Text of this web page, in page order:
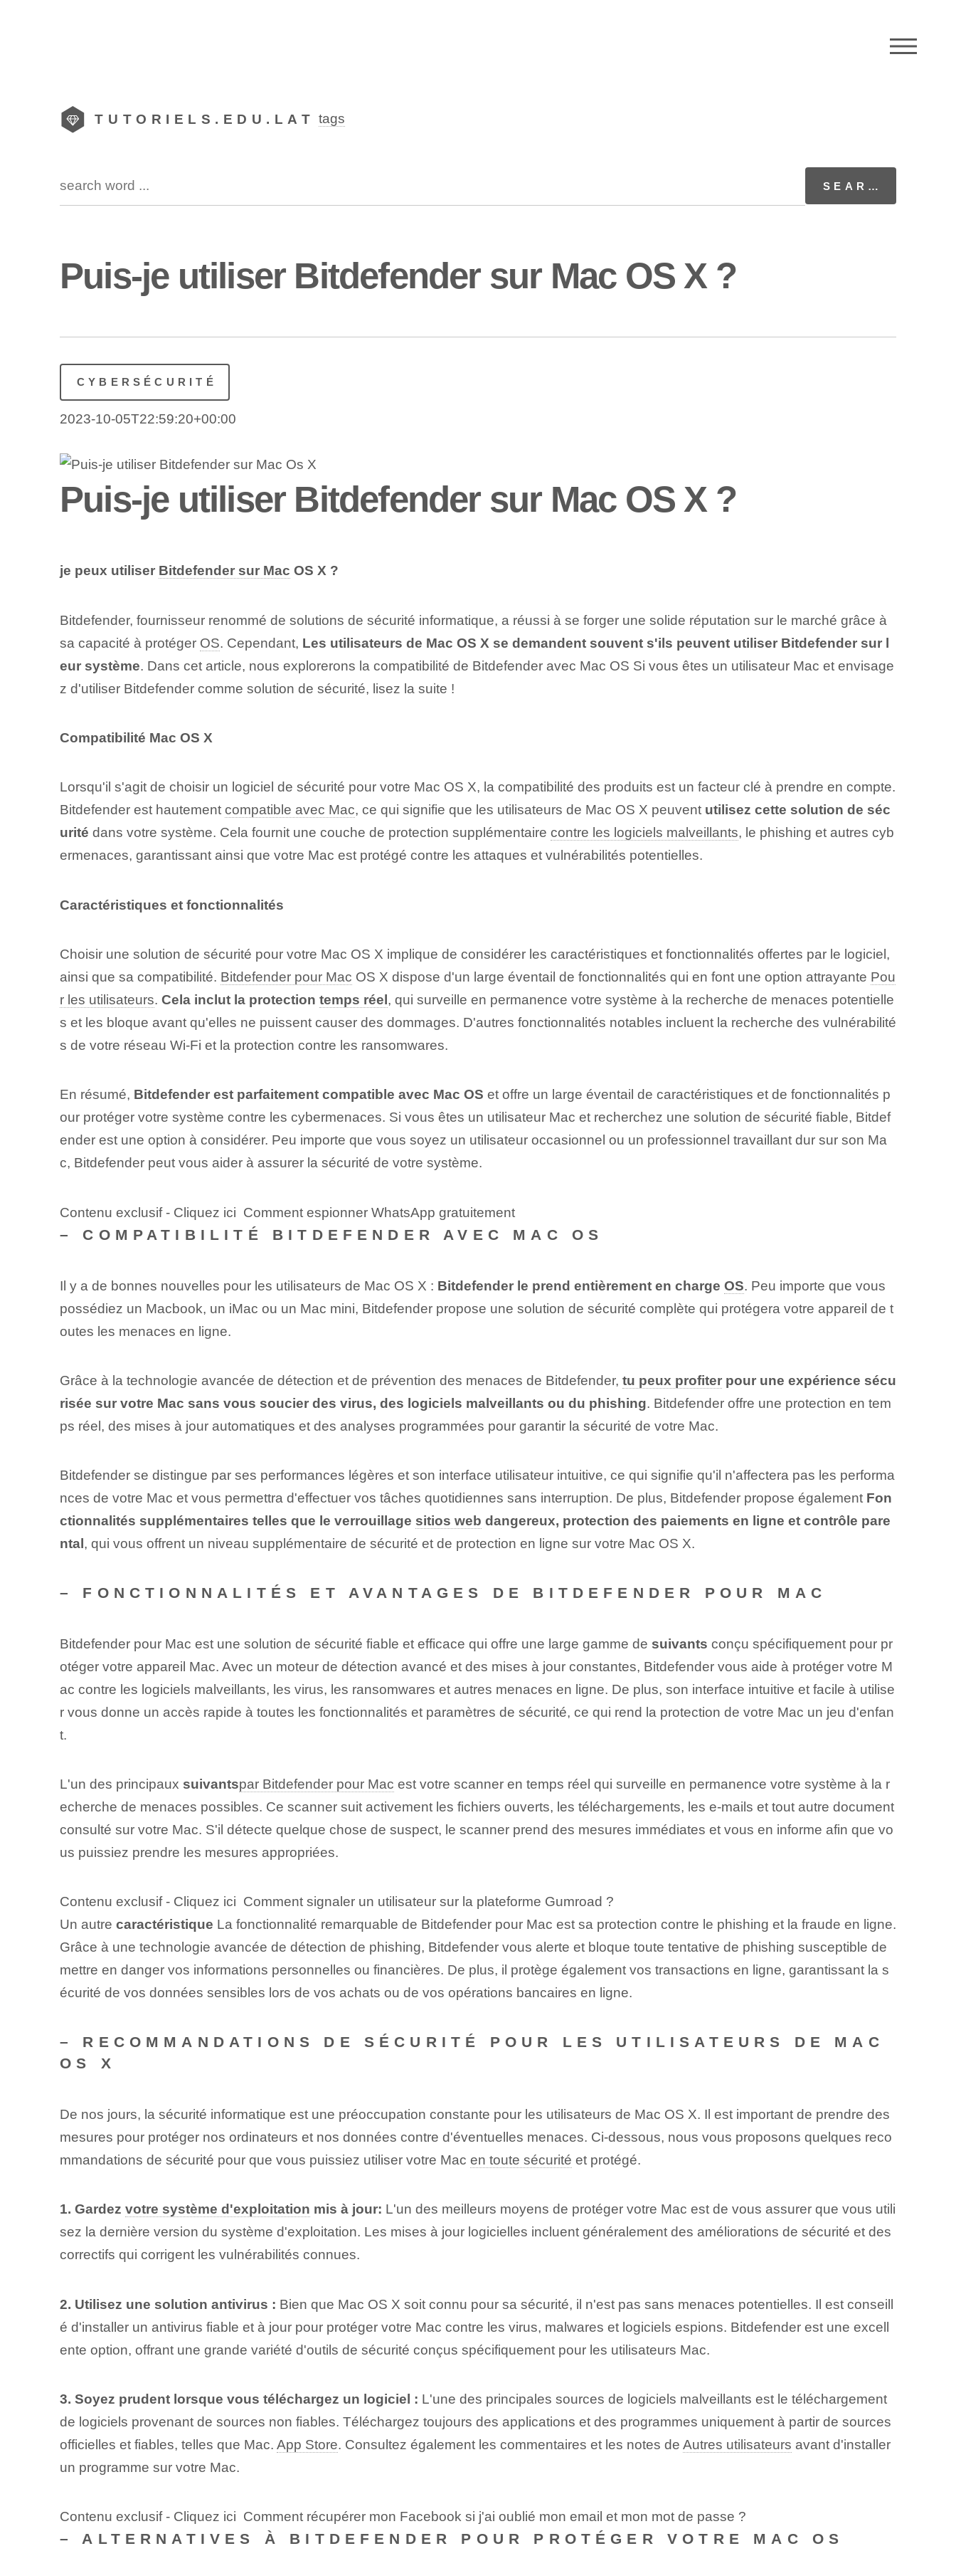
TUTORIELS.EDU.LAT tags
Puis-je utiliser Bitdefender sur Mac OS X ?
CYBERSÉCURITÉ
2023-10-05T22:59:20+00:00
Puis-je utiliser Bitdefender sur Mac OS X ?
je peux utiliser Bitdefender sur Mac OS X ?
Bitdefender, fournisseur renommé de solutions de sécurité informatique, a réussi à se forger une solide réputation sur le marché grâce à
sa capacité à protéger OS. Cependant, Les utilisateurs de Mac OS X se demandent souvent s'ils peuvent utiliser Bitdefender sur l
eur système. Dans cet article, nous explorerons la compatibilité de Bitdefender avec Mac OS Si vous êtes un utilisateur Mac et envisage
z d'utiliser Bitdefender comme solution de sécurité, lisez la suite !
Compatibilité Mac OS X
Lorsqu'il s'agit de choisir un logiciel de sécurité pour votre Mac OS X, la compatibilité des produits est un facteur clé à prendre en compte.
Bitdefender est hautement compatible avec Mac, ce qui signifie que les utilisateurs de Mac OS X peuvent utilisez cette solution de séc
urité dans votre système. Cela fournit une couche de protection supplémentaire contre les logiciels malveillants, le phishing et autres cyb
ermenaces, garantissant ainsi que votre Mac est protégé contre les attaques et vulnérabilités potentielles.
Caractéristiques et fonctionnalités
Choisir une solution de sécurité pour votre Mac OS X implique de considérer les caractéristiques et fonctionnalités offertes par le logiciel,
ainsi que sa compatibilité. Bitdefender pour Mac OS X dispose d'un large éventail de fonctionnalités qui en font une option attrayante Pou
r les utilisateurs. Cela inclut la protection temps réel , qui surveille en permanence votre système à la recherche de menaces potentielle
s et les bloque avant qu'elles ne puissent causer des dommages. D'autres fonctionnalités notables incluent la recherche des vulnérabilité
s de votre réseau Wi-Fi et la protection contre les ransomwares.
En résumé, Bitdefender est parfaitement compatible avec Mac OS et offre un large éventail de caractéristiques et de fonctionnalités p
our protéger votre système contre les cybermenaces. Si vous êtes un utilisateur Mac et recherchez une solution de sécurité fiable, Bitdef
ender est une option à considérer. Peu importe que vous soyez un utilisateur occasionnel ou un professionnel travaillant dur sur son Ma
c, Bitdefender peut vous aider à assurer la sécurité de votre système.
Contenu exclusif - Cliquez ici Comment espionner WhatsApp gratuitement
– COMPATIBILITÉ BITDEFENDER AVEC MAC OS
Il y a de bonnes nouvelles pour les utilisateurs de Mac OS X : Bitdefender le prend entièrement en charge OS. Peu importe que vous
possédiez un Macbook, un iMac ou un Mac mini, Bitdefender propose une solution de sécurité complète qui protégera votre appareil de t
outes les menaces en ligne.
Grâce à la technologie avancée de détection et de prévention des menaces de Bitdefender, tu peux profiterpour une expérience sécu
risée sur votre Mac sans vous soucier des virus, des logiciels malveillants ou du phishing. Bitdefender offre une protection en tem
ps réel, des mises à jour automatiques et des analyses programmées pour garantir la sécurité de votre Mac.
Bitdefender se distingue par ses performances légères et son interface utilisateur intuitive, ce qui signifie qu'il n'affectera pas les performa
nces de votre Mac et vous permettra d'effectuer vos tâches quotidiennes sans interruption. De plus, Bitdefender propose également Fon
ctionnalités supplémentaires telles que le verrouillage sitios web dangereux, protection des paiements en ligne et contrôle pare
ntal , qui vous offrent un niveau supplémentaire de sécurité et de protection en ligne sur votre Mac OS X.
– FONCTIONNALITÉS ET AVANTAGES DE BITDEFENDER POUR MAC
Bitdefender pour Mac est une solution de sécurité fiable et efficace qui offre une large gamme de suivants conçu spécifiquement pour pr
otéger votre appareil Mac. Avec un moteur de détection avancé et des mises à jour constantes, Bitdefender vous aide à protéger votre M
ac contre les logiciels malveillants, les virus, les ransomwares et autres menaces en ligne. De plus, son interface intuitive et facile à utilise
r vous donne un accès rapide à toutes les fonctionnalités et paramètres de sécurité, ce qui rend la protection de votre Mac un jeu d'enfan
t.
L'un des principaux suivantspar Bitdefender pour Mac est votre scanner en temps réel qui surveille en permanence votre système à la r
echerche de menaces possibles. Ce scanner suit activement les fichiers ouverts, les téléchargements, les e-mails et tout autre document
consulté sur votre Mac. S'il détecte quelque chose de suspect, le scanner prend des mesures immédiates et vous en informe afin que vo
us puissiez prendre les mesures appropriées.
Contenu exclusif - Cliquez ici Comment signaler un utilisateur sur la plateforme Gumroad ?
Un autre caractéristique La fonctionnalité remarquable de Bitdefender pour Mac est sa protection contre le phishing et la fraude en ligne.
Grâce à une technologie avancée de détection de phishing, Bitdefender vous alerte et bloque toute tentative de phishing susceptible de
mettre en danger vos informations personnelles ou financières. De plus, il protège également vos transactions en ligne, garantissant la s
écurité de vos données sensibles lors de vos achats ou de vos opérations bancaires en ligne.
– RECOMMANDATIONS DE SÉCURITÉ POUR LES UTILISATEURS DE MAC
OS X
De nos jours, la sécurité informatique est une préoccupation constante pour les utilisateurs de Mac OS X. Il est important de prendre des
mesures pour protéger nos ordinateurs et nos données contre d'éventuelles menaces. Ci-dessous, nous vous proposons quelques reco
mmandations de sécurité pour que vous puissiez utiliser votre Mac en toute sécurité et protégé.
1. Gardez votre système d'exploitation mis à jour: L'un des meilleurs moyens de protéger votre Mac est de vous assurer que vous utili
sez la dernière version du système d'exploitation. Les mises à jour logicielles incluent généralement des améliorations de sécurité et des
correctifs qui corrigent les vulnérabilités connues.
2. Utilisez une solution antivirus : Bien que Mac OS X soit connu pour sa sécurité, il n'est pas sans menaces potentielles. Il est conseill
é d'installer un antivirus fiable et à jour pour protéger votre Mac contre les virus, malwares et logiciels espions. Bitdefender est une excell
ente option, offrant une grande variété d'outils de sécurité conçus spécifiquement pour les utilisateurs Mac.
3. Soyez prudent lorsque vous téléchargez un logiciel : L'une des principales sources de logiciels malveillants est le téléchargement
de logiciels provenant de sources non fiables. Téléchargez toujours des applications et des programmes uniquement à partir de sources
officielles et fiables, telles que Mac. App Store. Consultez également les commentaires et les notes de Autres utilisateurs avant d'installer
un programme sur votre Mac.
Contenu exclusif - Cliquez ici Comment récupérer mon Facebook si j'ai oublié mon email et mon mot de passe ?
– ALTERNATIVES À BITDEFENDER POUR PROTÉGER VOTRE MAC OS